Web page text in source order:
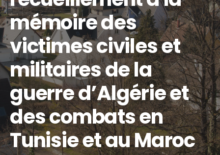
mémoire des
victimes civiles et
militaires de la
guerre d’Algérie et
des combats en
Tunisie et au Maroc